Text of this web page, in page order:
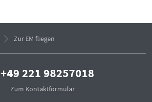
Zur EM fliegen
+49 221 98257018
Zum Kontaktformular